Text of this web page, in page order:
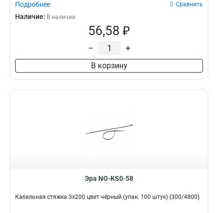
Подробнее Сравнить
Наличие: В наличии
56,58 ₽
– +
В корзину
Эра NO-KS0-58
Кабельная стяжка 3x200 цвет чёрный (упак. 100 штук) (300/4800)